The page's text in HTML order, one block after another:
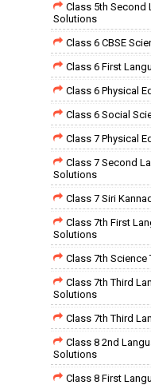
Class 5th Second
Solutions
Class 6 CBSE
Class 6 First
Class 6 Physical
Class 6 Social
Class 7 Physical
Class 7 Second
Solutions
Class 7 Siri
Class 7th First
Solutions
Class 7th
Class 7th Third
Solutions
Class 7th Third
Class 8 2nd
Solutions
Class 8 First